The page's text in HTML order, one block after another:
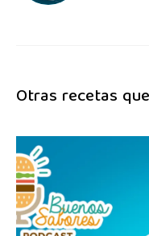
Otras recetas